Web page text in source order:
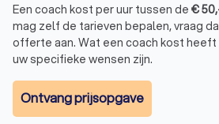
Een coach kost per uur tussen de €50
mag zelf de tarieven bepalen, vraag
offerte aan. Wat een coach kost
uw specifieke wensen zijn.
Ontvang prijsopgave